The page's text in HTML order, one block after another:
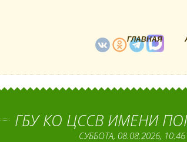
ГЛАВНАЯ
ГБУ КО ЦССВ ИМЕНИ
СУББОТА, 08.08.2026, 10:46